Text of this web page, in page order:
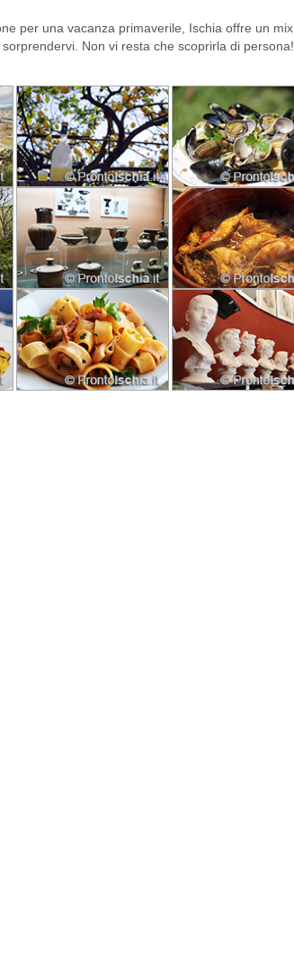
per una vacanza primaverile, Ischia offre un mix
Non vi resta che scoprirla di persona!